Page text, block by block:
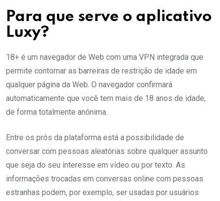
Para que serve o aplicativo
Luxy?
18+ é um navegador de Web com uma VPN integrada que
permite contornar as barreiras de restrição de idade em
qualquer página da Web. O navegador confirmará
automaticamente que você tem mais de 18 anos de idade,
de forma totalmente anônima.
Entre os prós da plataforma está a possibilidade de
conversar com pessoas aleatórias sobre qualquer assunto
que seja do seu interesse em vídeo ou por texto. As
informações trocadas em conversas online com pessoas
estranhas podem, por exemplo, ser usadas por usuários